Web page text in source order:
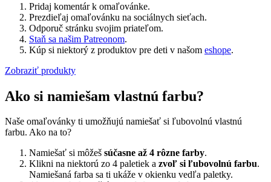
Pridaj komentár k omaľovánke.
Prezdieľaj omaľovánku na sociálnych sieťach.
Odporuč stránku svojim priateľom.
Staň sa našim Patreonom.
Kúp si niektorý z produktov pre deti v našom eshope.
Zobraziť produkty
Ako si namiešam vlastnú farbu?
Naše omaľovánky ti umožňujú namiešať si ľubovolnú vlastnú
farbu. Ako na to?
Namiešať si môžeš súčasne až 4 rôzne farby.
Klikni na niektorú zo 4 paletiek a zvoľ si ľubovolnú farbu.
Namiešaná farba sa ti ukáže v okienku vedľa paletky.